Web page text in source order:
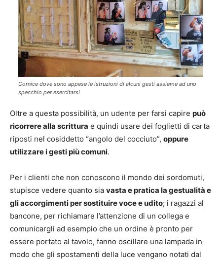
Cornice dove sono appese le istruzioni di alcuni gesti assieme ad uno
specchio per esercitarsi
Oltre a questa possibilità, un udente per farsi capire può
ricorrere alla scrittura e quindi usare dei foglietti di carta
riposti nel cosiddetto “angolo del cocciuto”, oppure
utilizzare i gesti più comuni.
Per i clienti che non conoscono il mondo dei sordomuti,
stupisce vedere quanto sia vasta e pratica la gestualità e
gli accorgimenti per sostituire voce e udito; i ragazzi al
bancone, per richiamare l’attenzione di un collega e
comunicargli ad esempio che un ordine è pronto per
essere portato al tavolo, fanno oscillare una lampada in
modo che gli spostamenti della luce vengano notati dal